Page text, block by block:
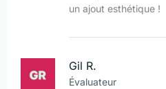
un ajout esthétique !
Gil R.
Évaluateur